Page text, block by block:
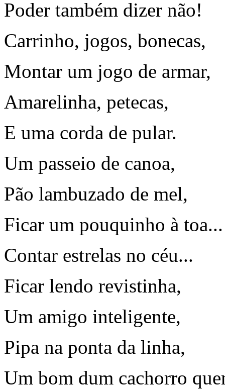
Poder também dizer não!
Carrinho, jogos, bonecas,
Montar um jogo de armar,
Amarelinha, petecas,
E uma corda de pular.
Um passeio de canoa,
Pão lambuzado de mel,
Ficar um pouquinho à toa...
Contar estrelas no céu...
Ficar lendo revistinha,
Um amigo inteligente,
Pipa na ponta da linha,
Um bom dum cachorro